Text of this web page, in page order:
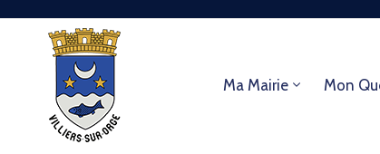
Ma Mairie Mon